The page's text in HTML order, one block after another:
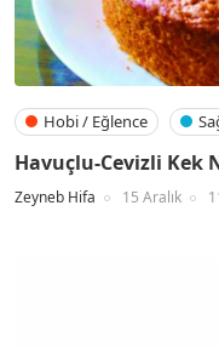
Hobi / Eğlence
Havuçlu-Cevizli Kek
Zeyneb Hifa 15 Aralık